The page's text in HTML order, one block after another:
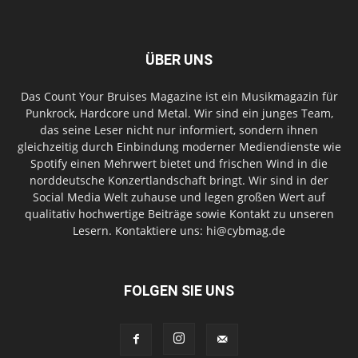
ÜBER UNS
Das Count Your Bruises Magazine ist ein Musikmagazin für
Punkrock, Hardcore und Metal. Wir sind ein junges Team,
das seine Leser nicht nur informiert, sondern ihnen
gleichzeitig durch Einbindung moderner Mediendienste wie
Spotify einen Mehrwert bietet und frischen Wind in die
norddeutsche Konzertlandschaft bringt. Wir sind in der
Social Media Welt zuhause und legen großen Wert auf
qualitativ hochwertige Beiträge sowie Kontakt zu unseren
Lesern. Kontaktiere uns: hi@cybmag.de
FOLGEN SIE UNS